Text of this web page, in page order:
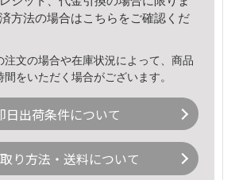
方法の場合はこちら をご確認くだ
文の場合や在庫状況によって、商品
をいただく場合がございます。
日出荷条件について
り方法・送料について